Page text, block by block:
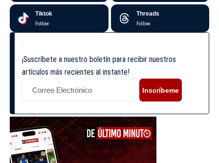
Tiktok
Follow
Threads
Follow
¡Suscríbete a nuestro boletín para recibir nuestros
artículos más recientes al instante!
Inscríbeme